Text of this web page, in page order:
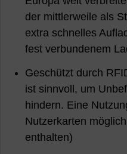
der mittlerweile als
extra schnelles
fest verbundenem
Geschützt durch
ist sinnvoll, um
hindern. Eine
Nutzerkarten
enthalten)